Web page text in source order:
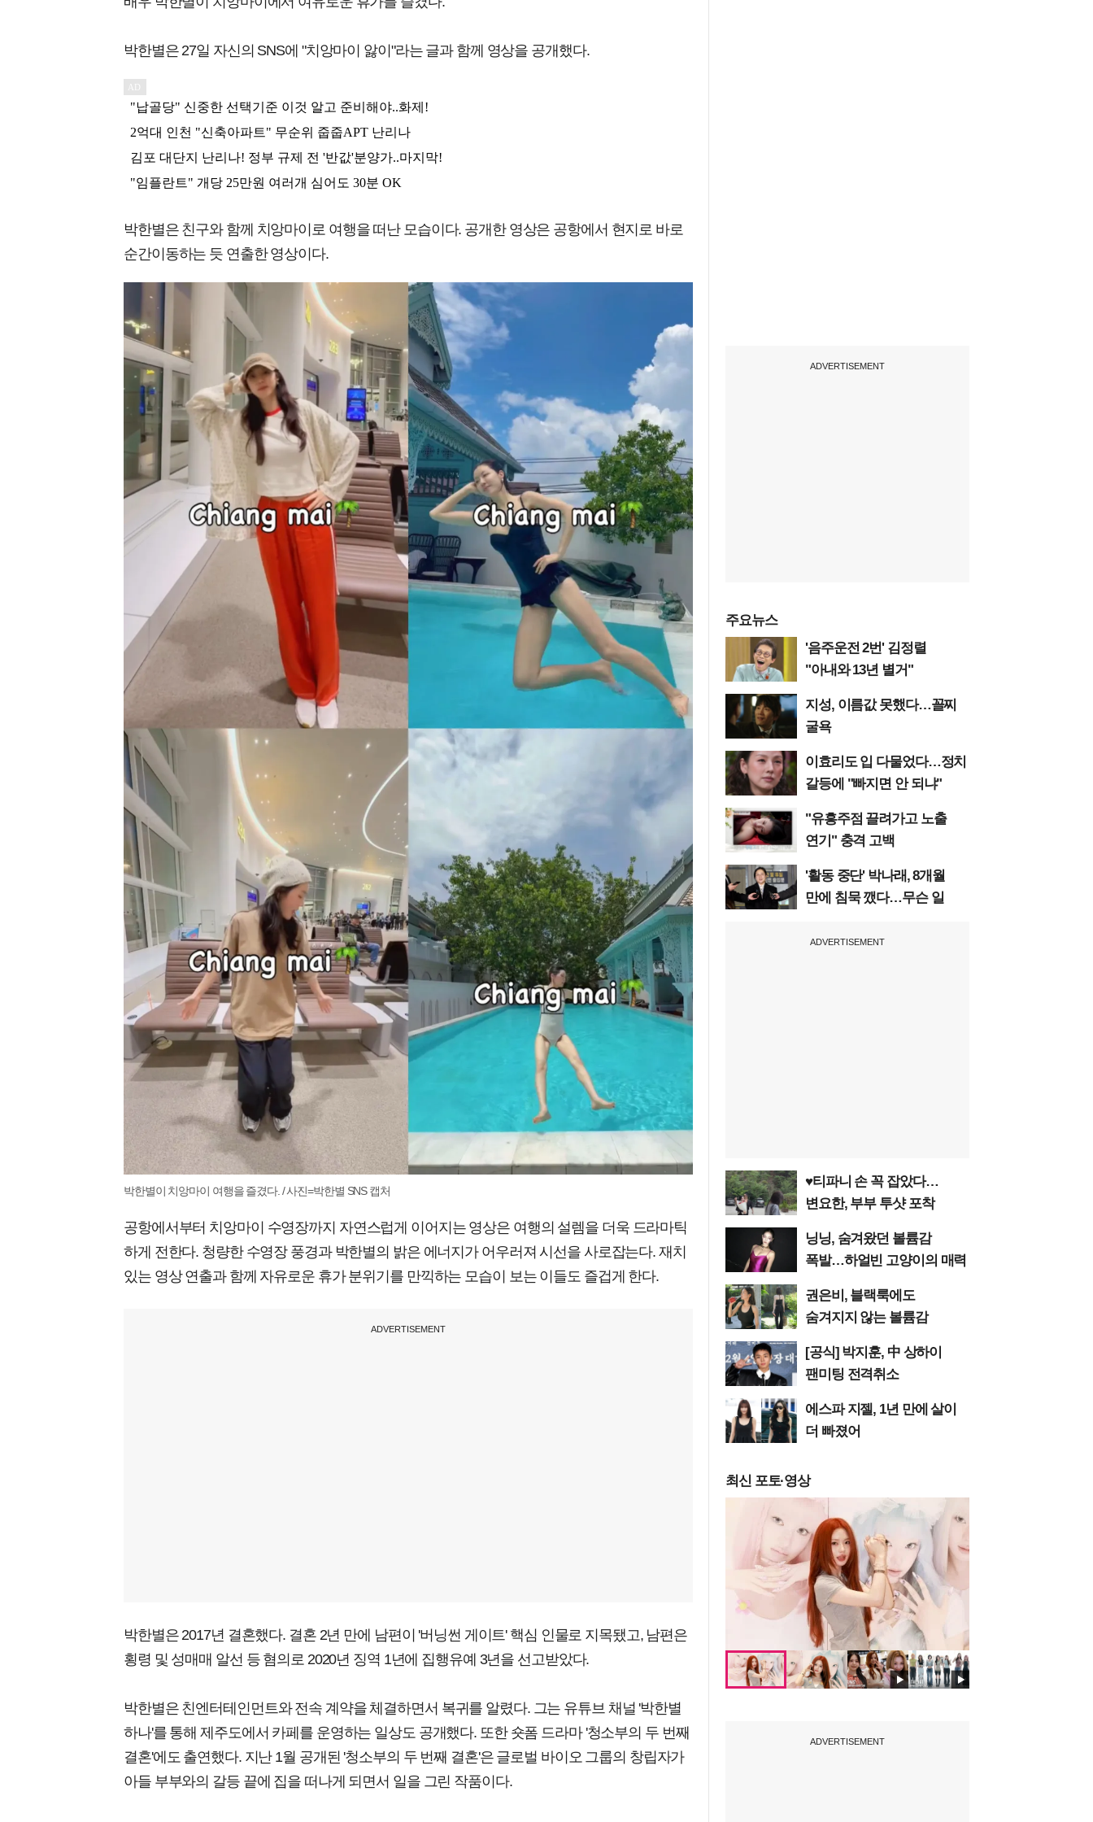
박한별은 27일 자신의 SNS에 "치앙마이 앓이"라는 글과 함께 영상을 공개했다.
박한별은 친구와 함께 치앙마이로 여행을 떠난 모습이다. 공개한 영상은 공항에서 현지로 바로
순간이동하는 듯 연출한 영상이다.
박한별이 치앙마이 여행을 즐겼다. / 사진=박한별 SNS 캡처
공항에서부터 치앙마이 수영장까지 자연스럽게 이어지는 영상은 여행의 설렘을 더욱 드라마틱
하게 전한다. 청량한 수영장 풍경과 박한별의 밝은 에너지가 어우러져 시선을 사로잡는다. 재치
있는 영상 연출과 함께 자유로운 휴가 분위기를 만끽하는 모습이 보는 이들도 즐겁게 한다.
ADVERTISEMENT
박한별은 2017년 결혼했다. 결혼 2년 만에 남편이 '버닝썬 게이트' 핵심 인물로 지목됐고, 남편은
횡령 및 성매매 알선 등 혐의로 2020년 징역 1년에 집행유예 3년을 선고받았다.
박한별은 친엔터테인먼트와 전속 계약을 체결하면서 복귀를 알렸다. 그는 유튜브 채널 '박한별
하나'를 통해 제주도에서 카페를 운영하는 일상도 공개했다. 또한 숏폼 드라마 '청소부의 두 번째
결혼'에도 출연했다. 지난 1월 공개된 '청소부의 두 번째 결혼'은 글로벌 바이오 그룹의 창립자가
아들 부부와의 갈등 끝에 집을 떠나게 되면서 일을 그린 작품이다.
ADVERTISEMENT
주요뉴스
'음주운전 2번' 김정렬
"아내와 13년 별거"
지성, 이름값 못했다…꼴찌
굴욕
이효리도 입 다물었다…정치
갈등에 "빠지면 안 되냐"
"유흥주점 끌려가고 노출
연기" 충격 고백
'활동 중단' 박나래, 8개월
만에 침묵 깼다…무슨 일
ADVERTISEMENT
♥티파니 손 꼭 잡았다…
변요한, 부부 투샷 포착
닝닝, 숨겨왔던 볼륨감
폭발…하얼빈 고양이의 매력
권은비, 블랙룩에도
숨겨지지 않는 볼륨감
[공식] 박지훈, 中 상하이
팬미팅 전격취소
에스파 지젤, 1년 만에 살이
더 빠졌어
최신 포토·영상
ADVERTISEMENT